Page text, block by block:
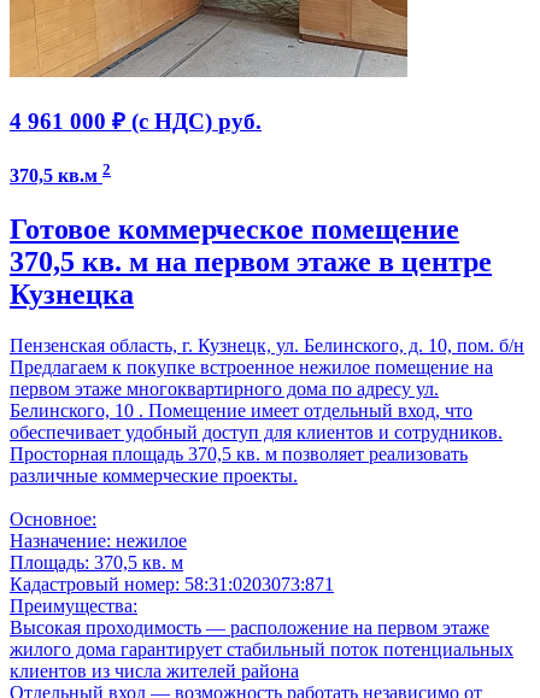
4 961 000 ₽ (с НДС) руб.
370,5 кв.м 2
Готовое коммерческое помещение
370,5 кв. м на первом этаже в центре
Кузнецка
Пензенская область, г. Кузнецк, ул. Белинского, д. 10, пом. б/н
Предлагаем к покупке встроенное нежилое помещение на
первом этаже многоквартирного дома по адресу ул.
Белинского, 10 . Помещение имеет отдельный вход, что
обеспечивает удобный доступ для клиентов и сотрудников.
Просторная площадь 370,5 кв. м позволяет реализовать
различные коммерческие проекты.
Основное:
Назначение: нежилое
Площадь: 370,5 кв. м
Кадастровый номер: 58:31:0203073:871
Преимущества:
Высокая проходимость — расположение на первом этаже
жилого дома гарантирует стабильный поток потенциальных
клиентов из числа жителей района
Отдельный вход — возможность работать независимо от